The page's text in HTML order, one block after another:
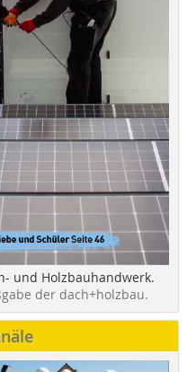
und Holzbauhandwerk.
der dach+holzbau.